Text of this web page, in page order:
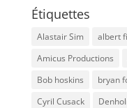
Étiquettes
Alastair Sim albert
Amicus Productions
Bob hoskins
bryan
Cyril Cusack